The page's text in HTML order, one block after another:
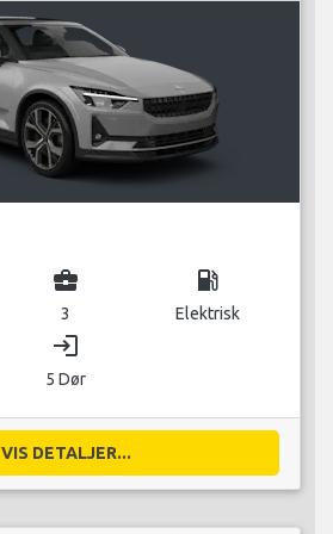
business_center
3
local_gas_station
Elektrisk
login
5 Dør
VIS DETALJER...